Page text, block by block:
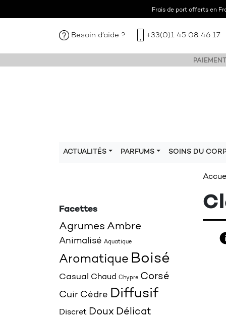
Frais de port offerts en
Besoin d’aide ? +33(0)1 45 08 46 17
ACTUALITÉS PARFUMS SOINS DU
Facettes
Agrumes Ambre
Animalisé Aquatique
Aromatique Boisé
Casual Chaud Chypre Corsé
Cuir Cèdre Diffusif
Discret Doux Délicat